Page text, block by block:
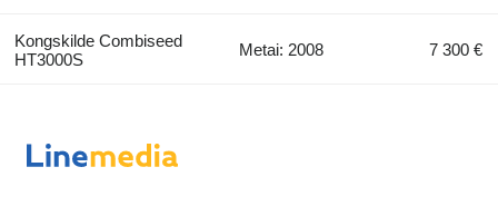
Kongskilde Combiseed
HT3000S
Metai: 2008 7 300 €